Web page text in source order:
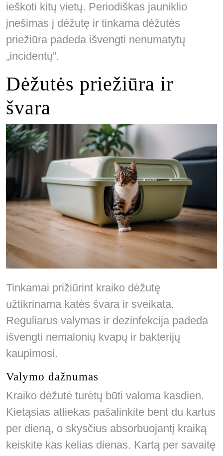
ieškoti kitų vietų. Periodiškas jauniklio
įnešimas į dėžutę ir tinkama dėžutės
priežiūra padeda išvengti nenumatytų
„incidentų”.
Dėžutės priežiūra ir
švara
Tinkamai prižiūrint kraiko dėžutę
užtikrinama katės švara ir sveikata.
Reguliarus valymas ir dezinfekcija padeda
išvengti nemalonių kvapų ir bakterijų
kaupimosi.
Valymo dažnumas
Kraiko dėžutė turėtų būti valoma kasdien.
Kietąsias atliekas pašalinkite bent du kartus
per dieną, o skysčius absorbuojantį kraiką
keiskite kas kelias dienas. Kartą per savaitę